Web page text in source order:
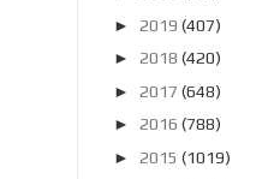
► 2019 (407)
► 2018 (420)
► 2017 (648)
► 2016 (788)
► 2015 (1019)